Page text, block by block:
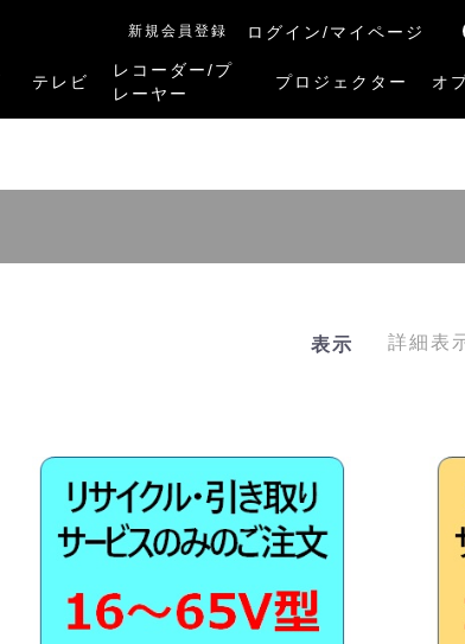
新規会員登録 ログイン/マイページ
テレビ
レコーダー/プ
レーヤー
プロジェクター オ
表示 詳細表